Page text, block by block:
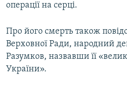
операції на серці.
Про його смерть також
Верховної Ради, народний
Разумков, назвавши її
України».